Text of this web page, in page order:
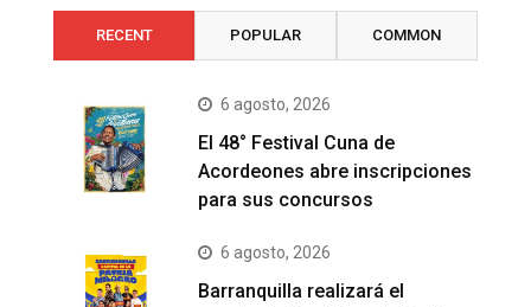
RECENT POPULAR COMMON
6 agosto, 2026
El 48° Festival Cuna de
Acordeones abre inscripciones
para sus concursos
6 agosto, 2026
Barranquilla realizará el